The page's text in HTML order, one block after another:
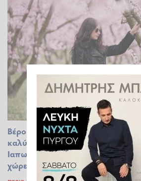
Βέροια-Ανθισμένες Ροδακινιές:
καλύτερο από τις Ανθισμένες
Ιαπωνία», λέει γυναίκα που έζησε
χώρες